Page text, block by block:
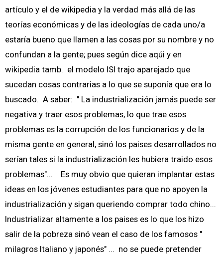
artículo y el de wikipedia y la verdad más allá de las
teorías económicas y de las ideologías de cada uno/a
estaría bueno que llamen a las cosas por su nombre y no
confundan a la gente; pues según dice aqúi y en
wikipedia tamb. el modelo ISI trajo aparejado que
sucedan cosas contrarias a lo que se suponía que era lo
buscado. A saber: " La industrialización jamás puede ser
negativa y traer esos problemas, lo que trae esos
problemas es la corrupción de los funcionarios y de la
misma gente en general, sinó los paises desarrollados no
serían tales si la industrialización les hubiera traido esos
problemas"... Es muy obvio que quieran implantar estas
ideas en los jóvenes estudiantes para que no apoyen la
industrialización y sigan queriendo comprar todo chino...
Industrializar altamente a los paises es lo que los hizo
salir de la pobreza sinó vean el caso de los famosos "
milagros Italiano y japonés" ... no se puede pretender